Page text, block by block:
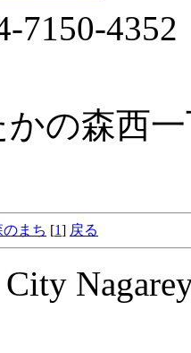
7150-4352
かの森西
まち [1] 戻る